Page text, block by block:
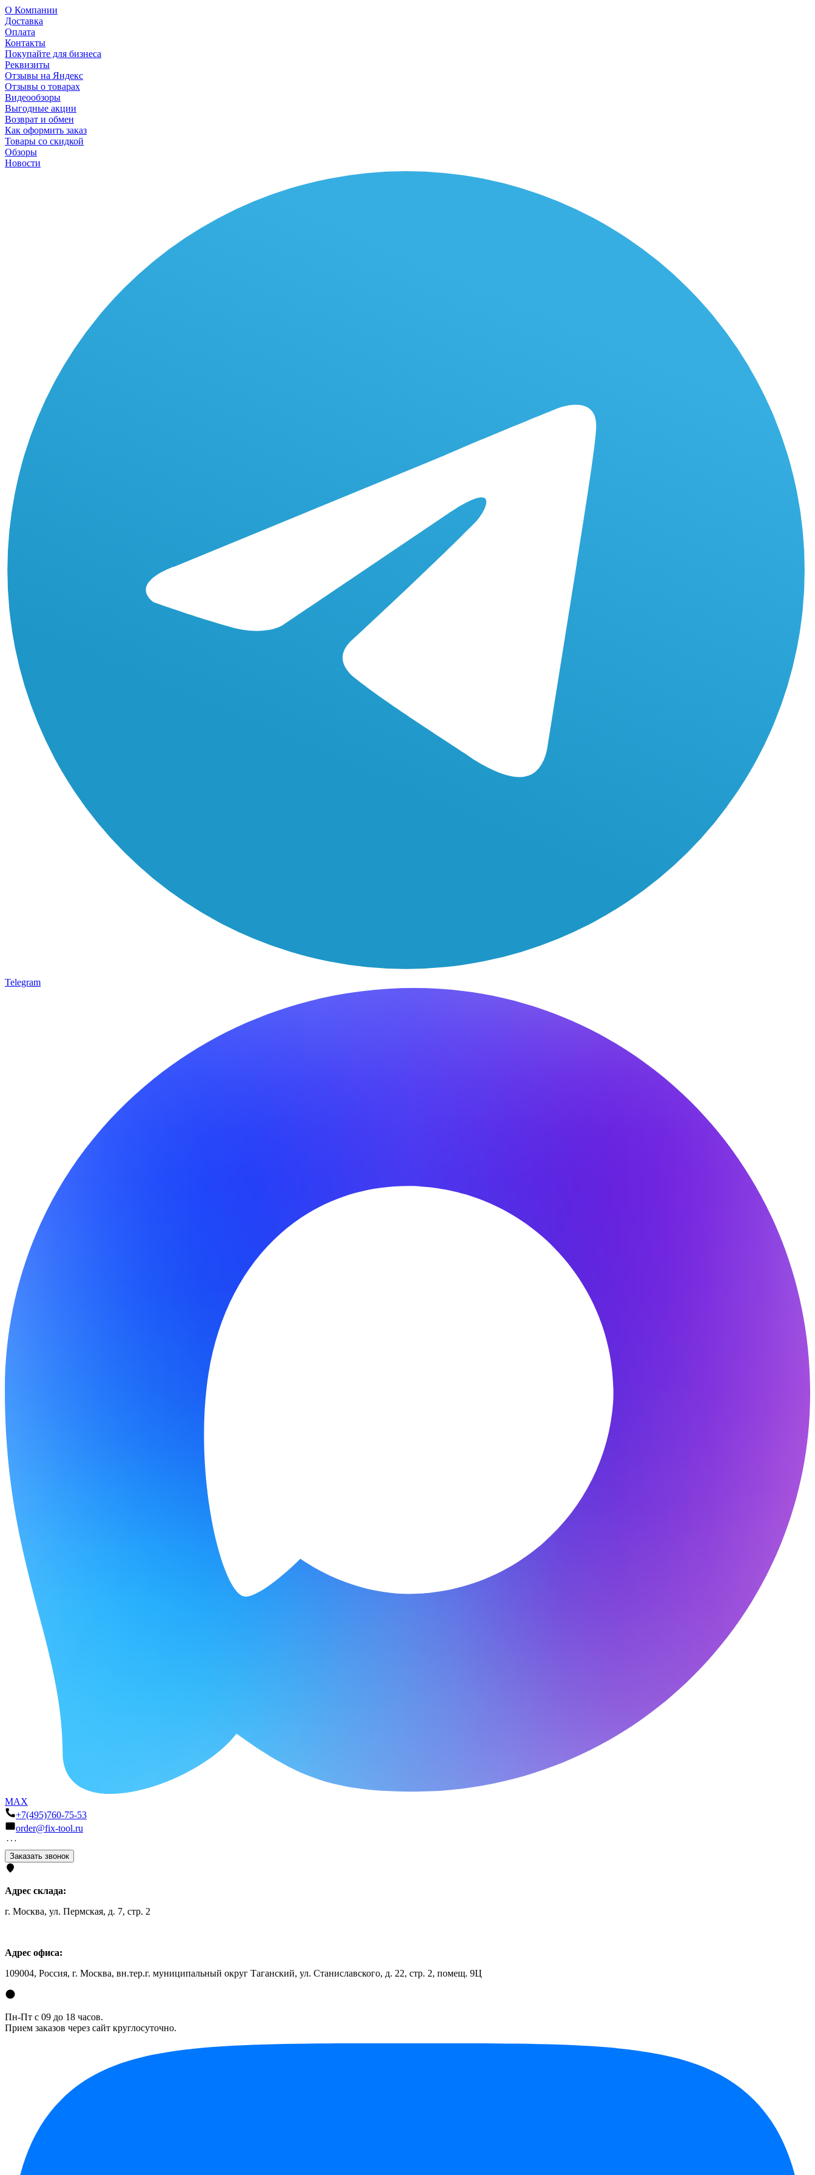
О Компании
Доставка
Оплата
Контакты
Покупайте для бизнеса
Реквизиты
Отзывы на Яндекс
Отзывы о товарах
Видеообзоры
Выгодные акции
Возврат и обмен
Как оформить заказ
Товары со скидкой
Обзоры
Новости
Telegram
MAX
+7(495)760-75-53
order@fix-tool.ru
Заказать звонок
Адрес склада:
г. Москва, ул. Пермская, д. 7, стр. 2
Адрес офиса:
109004, Россия, г. Москва, вн.тер.г. муниципальный округ Таганский, ул. Станиславского, д. 22, стр. 2, помещ. 9Ц
Пн-Пт с 09 до 18 часов.
Прием заказов через сайт круглосуточно.